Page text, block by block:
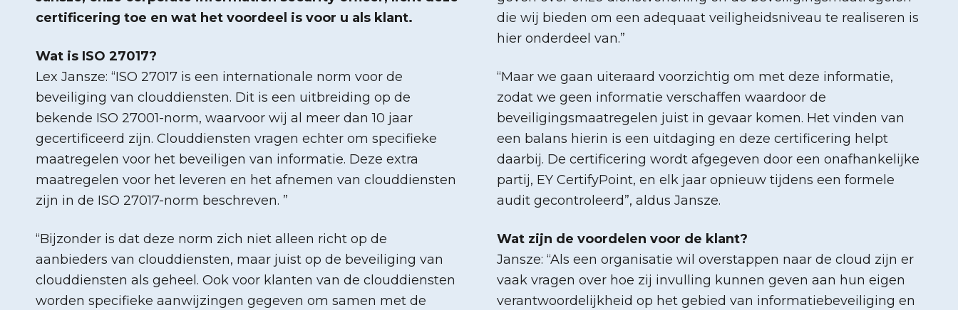
certificering toe en wat het voordeel is voor u als klant.
Wat is ISO 27017?
Lex Jansze: “ISO 27017 is een internationale norm voor de
beveiliging van clouddiensten. Dit is een uitbreiding op de
bekende ISO 27001-norm, waarvoor wij al meer dan 10 jaar
gecertificeerd zijn. Clouddiensten vragen echter om specifieke
maatregelen voor het beveiligen van informatie. Deze extra
maatregelen voor het leveren en het afnemen van clouddiensten
zijn in de ISO 27017-norm beschreven. ”
“Bijzonder is dat deze norm zich niet alleen richt op de
aanbieders van clouddiensten, maar juist op de beveiliging van
clouddiensten als geheel. Ook voor klanten van de clouddiensten
worden specifieke aanwijzingen gegeven om samen met de
die wij bieden om een adequaat veiligheidsniveau te realiseren is
hier onderdeel van.”
“Maar we gaan uiteraard voorzichtig om met deze informatie,
zodat we geen informatie verschaffen waardoor de
beveiligingsmaatregelen juist in gevaar komen. Het vinden van
een balans hierin is een uitdaging en deze certificering helpt
daarbij. De certificering wordt afgegeven door een onafhankelijke
partij, EY CertifyPoint, en elk jaar opnieuw tijdens een formele
audit gecontroleerd”, aldus Jansze.
Wat zijn de voordelen voor de klant?
Jansze: “Als een organisatie wil overstappen naar de cloud zijn er
vaak vragen over hoe zij invulling kunnen geven aan hun eigen
verantwoordelijkheid op het gebied van informatiebeveiliging en